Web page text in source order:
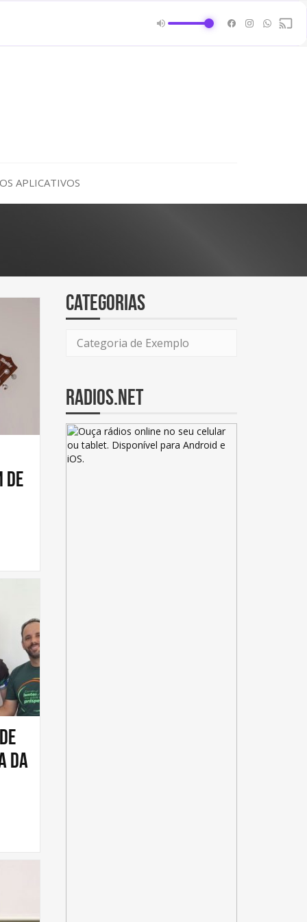
APLICATIVOS
de
da
Categorias
Categoria de Exemplo
radios.net